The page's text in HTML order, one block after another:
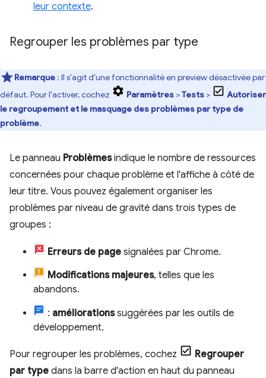
leur contexte.
Regrouper les problèmes par type
Remarque : Il s'agit d'une fonctionnalité en preview désactivée par
défaut. Pour l'activer, cochez
Paramètres >Tests >
Autoriser
le regroupement et le masquage des problèmes par type de
problème.
Le panneau Problèmesindique le nombre de ressources
concernées pour chaque problème et l'affiche à côté de
leur titre. Vous pouvez également organiser les
problèmes par niveau de gravité dans trois types de
groupes :
Erreurs de page signalées par Chrome.
Modifications majeures, telles que les
abandons.
: améliorationssuggérées par les outils de
développement.
Pour regrouper les problèmes, cochez
Regrouper
par type dans la barre d'action en haut du panneau